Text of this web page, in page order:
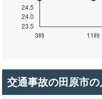
交通事故の田原市